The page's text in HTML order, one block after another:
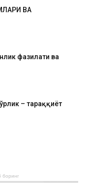
ВА
фазилати ва
– тараққиёт
боринг